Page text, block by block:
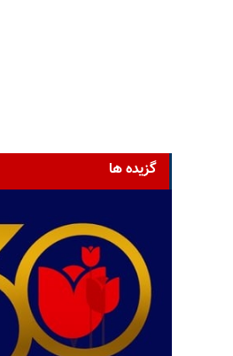
گزیده ها